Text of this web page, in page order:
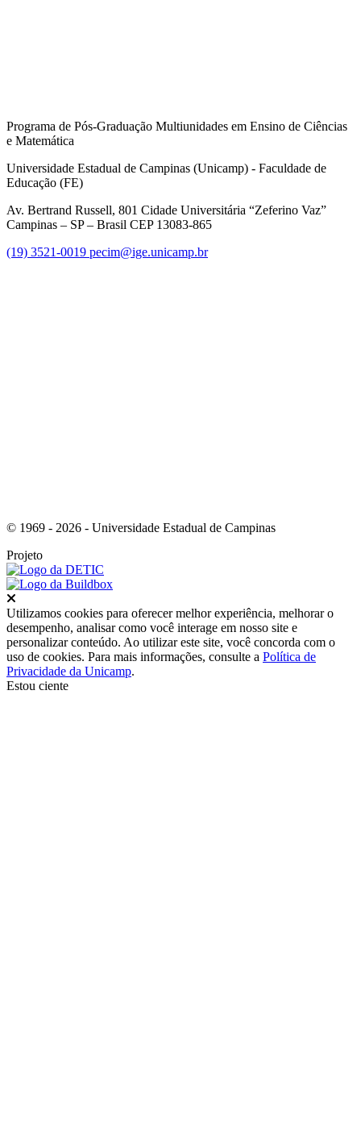
Programa de Pós-Graduação Multiunidades em Ensino de Ciências
e Matemática
Universidade Estadual de Campinas (Unicamp) - Faculdade de
Educação (FE)
Av. Bertrand Russell, 801 Cidade Universitária “Zeferino Vaz”
Campinas – SP – Brasil CEP 13083-865
(19) 3521-0019 pecim@ige.unicamp.br
© 1969 - 2026 - Universidade Estadual de Campinas
Projeto
Utilizamos cookies para oferecer melhor experiência, melhorar o
desempenho, analisar como você interage em nosso site e
personalizar conteúdo. Ao utilizar este site, você concorda com o
uso de cookies. Para mais informações, consulte a Política de
Privacidade da Unicamp.
Estou ciente